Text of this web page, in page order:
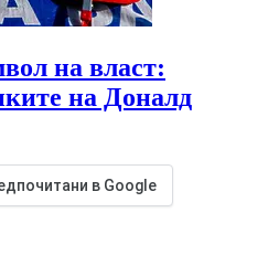
на власт:
на Доналд
в Google